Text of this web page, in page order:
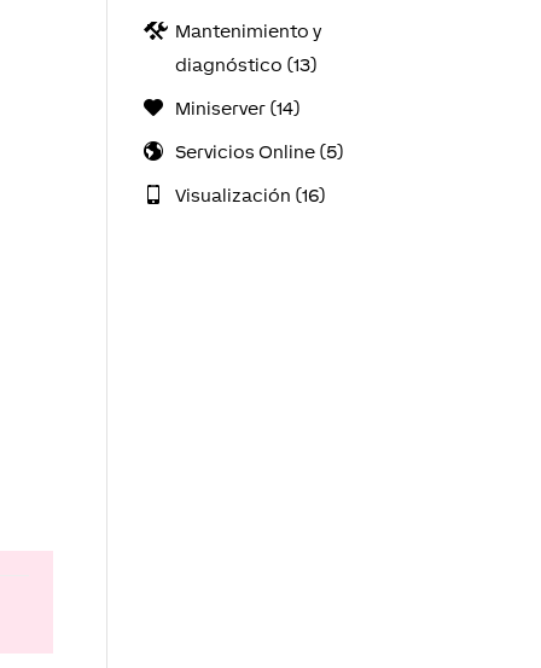
Mantenimiento y
diagnóstico (13)
Miniserver (14)
Servicios Online (5)
Visualización (16)